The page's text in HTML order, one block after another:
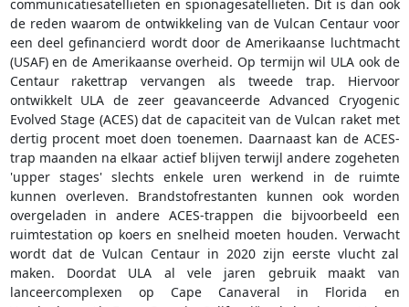
communicatiesatellieten en spionagesatellieten. Dit is dan ook
de reden waarom de ontwikkeling van de Vulcan Centaur voor
een deel gefinancierd wordt door de Amerikaanse luchtmacht
(USAF) en de Amerikaanse overheid. Op termijn wil ULA ook de
Centaur rakettrap vervangen als tweede trap. Hiervoor
ontwikkelt ULA de zeer geavanceerde Advanced Cryogenic
Evolved Stage (ACES) dat de capaciteit van de Vulcan raket met
dertig procent moet doen toenemen. Daarnaast kan de ACES-
trap maanden na elkaar actief blijven terwijl andere zogeheten
'upper stages' slechts enkele uren werkend in de ruimte
kunnen overleven. Brandstofrestanten kunnen ook worden
overgeladen in andere ACES-trappen die bijvoorbeeld een
ruimtestation op koers en snelheid moeten houden. Verwacht
wordt dat de Vulcan Centaur in 2020 zijn eerste vlucht zal
maken. Doordat ULA al vele jaren gebruik maakt van
lanceercomplexen op Cape Canaveral in Florida en